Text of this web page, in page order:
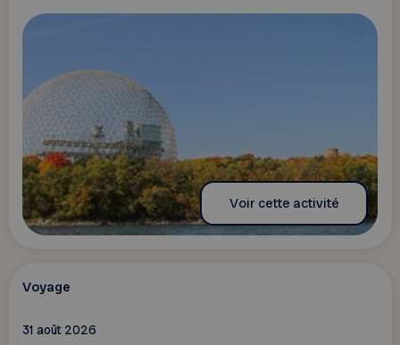
Voir cette activité
Voyage
31 août 2026